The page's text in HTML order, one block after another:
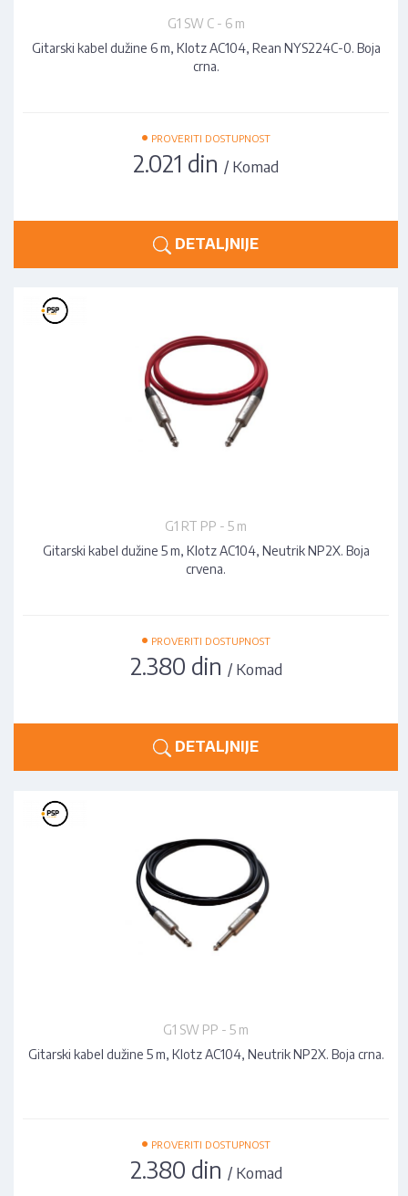
G1 SW C - 6 m
Gitarski kabel dužine 6 m, Klotz AC104, Rean NYS224C-0. Boja
crna.
• PROVERITI DOSTUPNOST
2.021 din / Komad
DETALJNIJE
G1 RT PP - 5 m
Gitarski kabel dužine 5 m, Klotz AC104, Neutrik NP2X. Boja
crvena.
• PROVERITI DOSTUPNOST
2.380 din / Komad
DETALJNIJE
G1 SW PP - 5 m
Gitarski kabel dužine 5 m, Klotz AC104, Neutrik NP2X. Boja crna.
• PROVERITI DOSTUPNOST
2.380 din / Komad